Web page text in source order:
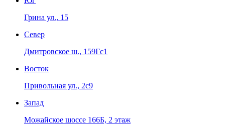
Грина ул., 15
Север
Дмитровское ш., 159Гс1
Восток
Привольная ул., 2с9
Запад
Можайское шоссе 166Б, 2 этаж